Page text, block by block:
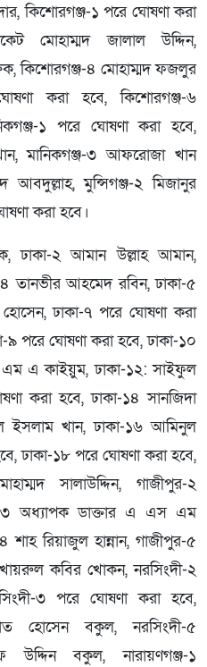
কিশোরগঞ্জ-১ পরে ঘোষণা করা
মোহাম্মদ জালাল উদ্দিন,
কিশোরগঞ্জ-৪ মোহাম্মদ ফজলুর
করা হবে, কিশোরগঞ্জ-৬
১ পরে ঘোষণা করা হবে,
মানিকগঞ্জ-৩ আফরোজা খান
আবদুল্লাহ, মুন্সিগঞ্জ-২ মিজানুর
করা হবে।
ঢাকা-২ আমান উল্লাহ আমান,
৪ তানভীর আহমেদ রবিন, ঢাকা-৫
ঢাকা-৭ পরে ঘোষণা করা
৯ পরে ঘোষণা করা হবে, ঢাকা-১০
এম এ কাইয়ুম, ঢাকা-১২: সাইফুল
করা হবে, ঢাকা-১৪ সানজিদা
ইসলাম খান, ঢাকা-১৬ আমিনুল
ঢাকা-১৮ পরে ঘোষণা করা হবে,
সালাউদ্দিন, গাজীপুর-২
অধ্যাপক ডাক্তার এ এস এম
রিয়াজুল হান্নান, গাজীপুর-৫
কবির খোকন, নরসিংদী-২
৩ পরে ঘোষণা করা হবে,
হোসেন বকুল, নরসিংদী-৫
উদ্দিন বকুল, নারায়ণগঞ্জ-১